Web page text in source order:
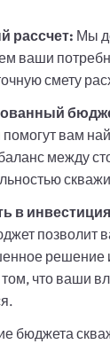
рассчет: Мы
ваши
смету
вам
между
в
позволит
решение
что ваши
бюджета